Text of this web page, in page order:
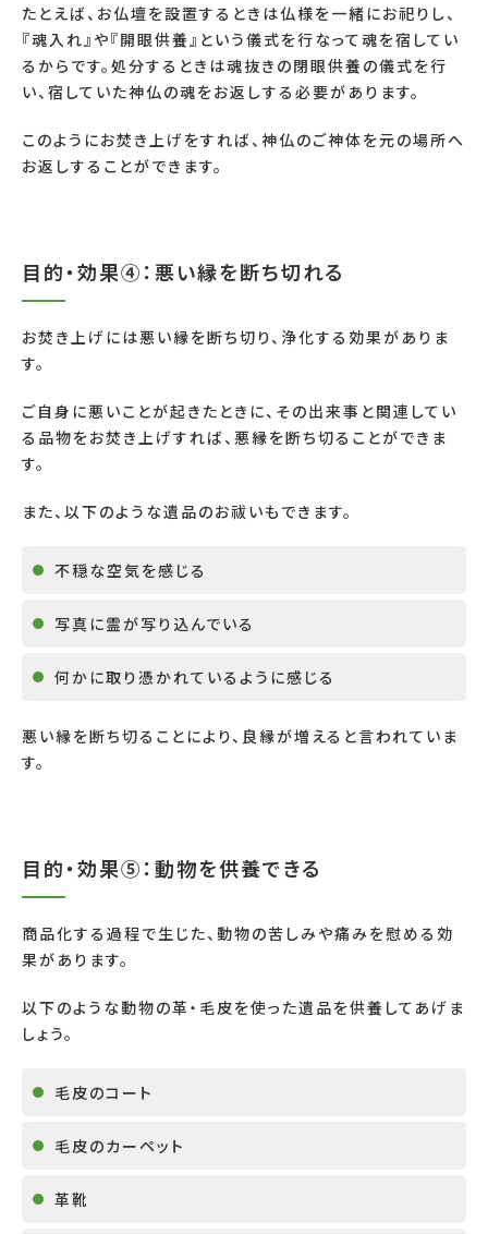
たとえば、お仏壇を設置するときは仏様を一緒にお祀りし、
『魂入れ』や『開眼供養』という儀式を行なって魂を宿してい
るからです。処分するときは魂抜きの閉眼供養の儀式を行
い、宿していた神仏の魂をお返しする必要があります。
このようにお焚き上げをすれば、神仏のご神体を元の場所へ
お返しすることができます。
目的・効果④：悪い縁を断ち切れる
お焚き上げには悪い縁を断ち切り、浄化する効果がありま
す。
ご自身に悪いことが起きたときに、その出来事と関連してい
る品物をお焚き上げすれば、悪縁を断ち切ることができま
す。
また、以下のような遺品のお祓いもできます。
不穏な空気を感じる
写真に霊が写り込んでいる
何かに取り憑かれているように感じる
悪い縁を断ち切ることにより、良縁が増えると言われていま
す。
目的・効果⑤：動物を供養できる
商品化する過程で生じた、動物の苦しみや痛みを慰める効
果があります。
以下のような動物の革・毛皮を使った遺品を供養してあげま
しょう。
毛皮のコート
毛皮のカーペット
革靴